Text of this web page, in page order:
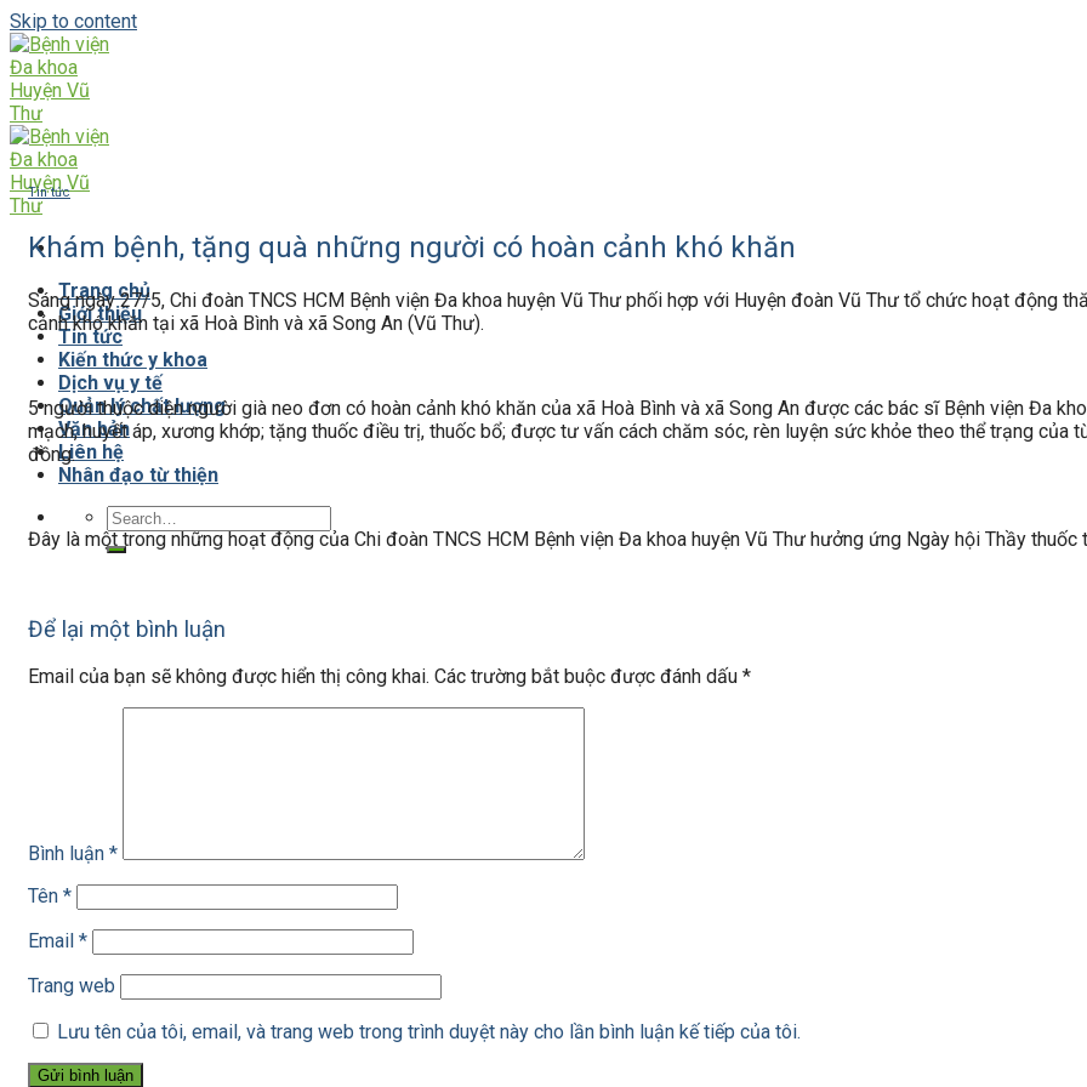
Skip to content
Trang chủ
Giới thiệu
Tin tức
Kiến thức y khoa
Dịch vụ y tế
Quản lý chất lượng
Văn bản
Liên hệ
Nhân đạo từ thiện
Tin tức
Khám bệnh, tặng quà những người có hoàn cảnh khó khăn
Sáng ngày 27/5, Chi đoàn TNCS HCM Bệnh viện Đa khoa huyện Vũ Thư phối hợp với Huyện đoàn Vũ Thư tổ chức hoạt động
cảnh khó khăn tại xã Hoà Bình và xã Song An (Vũ Thư).
5 người thuộc diện người già neo đơn có hoàn cảnh khó khăn của xã Hoà Bình và xã Song An được các bác sĩ Bệnh viện Đa
mạch, huyết áp, xương khớp; tặng thuốc điều trị, thuốc bổ; được tư vấn cách chăm sóc, rèn luyện sức khỏe theo thể trạng của
đồng.
Đây là một trong những hoạt động của Chi đoàn TNCS HCM Bệnh viện Đa khoa huyện Vũ Thư hưởng ứng Ngày hội Thầy
Để lại một bình luận
Email của bạn sẽ không được hiển thị công khai. Các trường bắt buộc được đánh dấu *
Bình luận *
Tên *
Email *
Trang web
Lưu tên của tôi, email, và trang web trong trình duyệt này cho lần bình luận kế tiếp của tôi.